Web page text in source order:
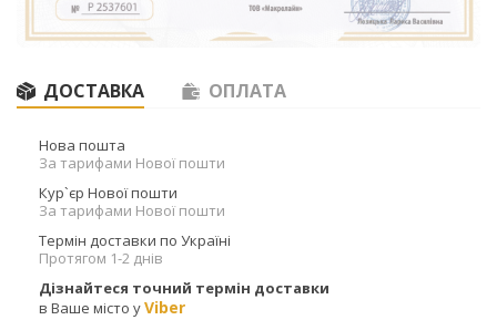
ДОСТАВКА ОПЛАТА
Нова пошта
За тарифами Нової пошти
Кур`єр Нової пошти
За тарифами Нової пошти
Термін доставки по Україні
Протягом 1-2 днів
Дізнайтеся точний термін доставки
в Ваше місто уViber